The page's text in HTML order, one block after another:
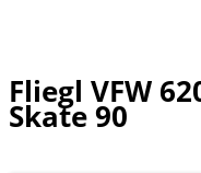
Fliegl VFW
Skate 90